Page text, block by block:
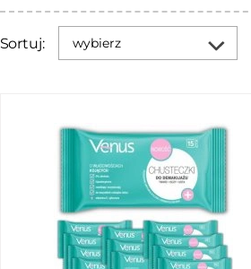
Sortuj: wybierz